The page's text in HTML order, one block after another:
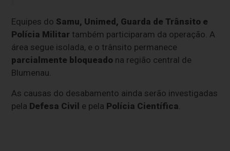
Equipes do Samu, Unimed, Guarda de Trânsito e
Polícia Militar também participaram da operação. A
área segue isolada, e o trânsito permanece
parcialmente bloqueado na região central de
Blumenau.
As causas do desabamento ainda serão investigadas
pela Defesa Civil e pela Polícia Científica